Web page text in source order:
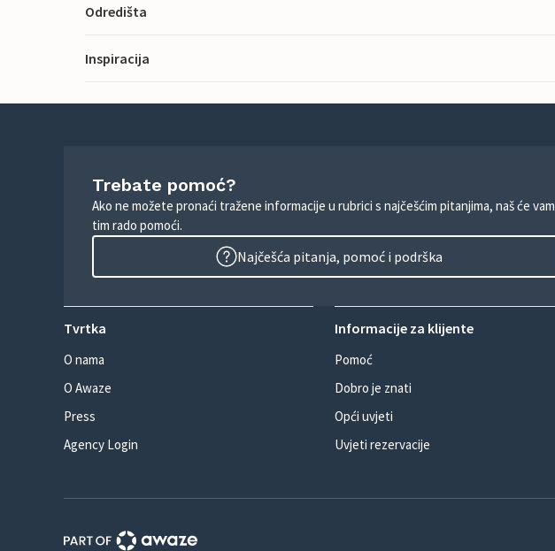
Odredišta
Inspiracija
Trebate pomoć?
Ako ne možete pronaći tražene informacije u rubrici s najčešćim pitanjima, naš će vam
tim rado pomoći.
Najčešća pitanja, pomoć i podrška
Tvrtka
O nama
O Awaze
Press
Agency Login
Informacije za klijente
Pomoć
Dobro je znati
Opći uvjeti
Uvjeti rezervacije